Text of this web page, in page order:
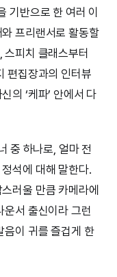
기반으로 한 여러 이
프리랜서로 활동할
피치 클래스부터
편집장과의 인터뷰
의 ‘케파’ 안에서 다
중 하나로, 얼마 전
석에 대해 말한다.
러울 만큼 카메라에
운서 출신이라 그런
음이 귀를 즐겁게 한